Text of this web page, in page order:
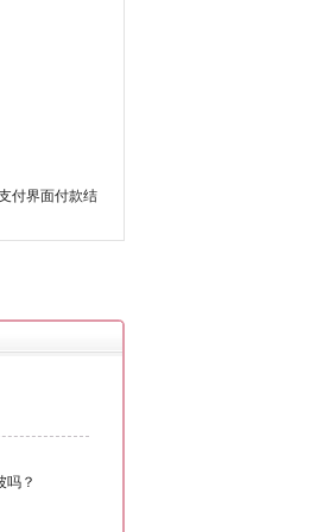
付界面付款结
吗？